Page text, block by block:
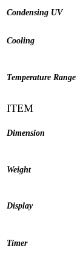
Condensing UV
Cooling
Temperature Range
ITEM
Dimension
Weight
Display
Timer